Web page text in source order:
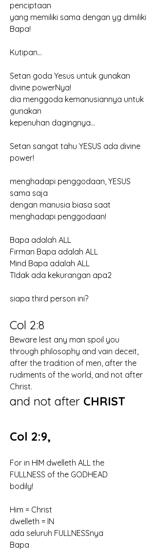
penciptaan
yang memiliki sama dengan yg dimiliki
Bapa!
Kutipan...
Setan goda Yesus untuk gunakan
divine powerNya!
dia menggoda kemanusiannya untuk
gunakan
kepenuhan dagingnya...
Setan sangat tahu YESUS ada divine
power!
menghadapi penggodaan, YESUS
sama saja
dengan manusia biasa saat
menghadapi penggodaan!
Bapa adalah ALL
Firman Bapa adalah ALL
Mind Bapa adalah ALL
TIdak ada kekurangan apa2
siapa third person ini?
Col 2:8
Beware lest any man spoil you
through philosophy and vain deceit,
after the tradition of men, after the
rudiments of the world, and not after
Christ.
and not after CHRIST
Col 2:9,
For in HIM dwelleth ALL the
FULLNESS of the GODHEAD
bodily!
Him = Christ
dwelleth = IN
ada seluruh FULLNESSnya
Bapa